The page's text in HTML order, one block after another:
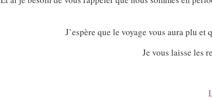
J’espère que le voyage vous aura plu
Je vous laisse les